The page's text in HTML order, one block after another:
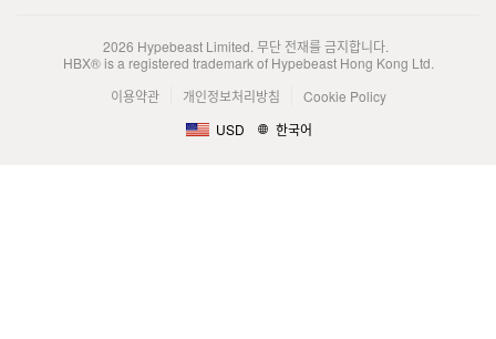
2026 Hypebeast Limited. 무단 전재를 금지합니다.
HBX® is a registered trademark of Hypebeast Hong Kong Ltd.
이용약관
개인정보처리방침
Cookie Policy
USD
한국어